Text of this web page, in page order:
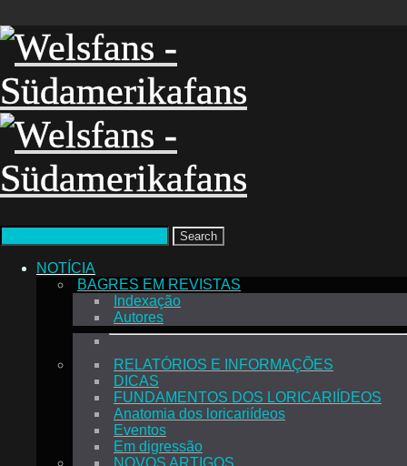
Search
NOTÍCIA
BAGRES EM REVISTAS
Indexação
Autores
RELATÓRIOS E INFORMAÇÕES
DICAS
FUNDAMENTOS DOS LORICARIÍDEOS
Anatomia dos loricariídeos
Eventos
Em digressão